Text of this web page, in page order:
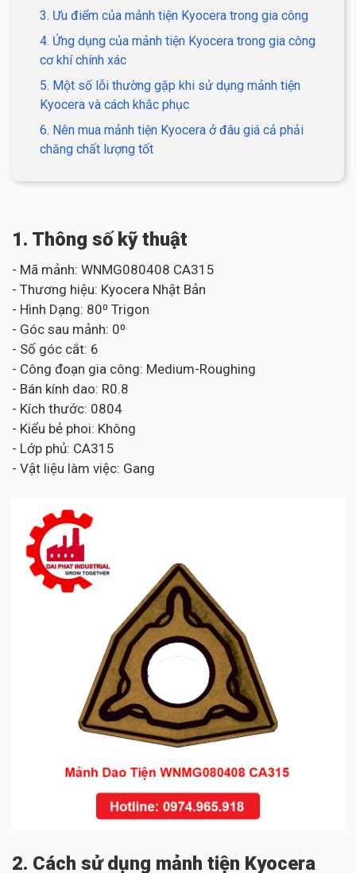
3. Ưu điểm của mảnh tiện Kyocera trong gia công
4. Ứng dụng của mảnh tiện Kyocera trong gia công
cơ khí chính xác
5. Một số lỗi thường gặp khi sử dụng mảnh tiện
Kyocera và cách khắc phục
6. Nên mua mảnh tiện Kyocera ở đâu giá cả phải
chăng chất lượng tốt
1. Thông số kỹ thuật
- Mã mảnh: WNMG080408 CA315
- Thương hiệu: Kyocera Nhật Bản
- Hình Dạng: 80⁰ Trigon
- Góc sau mảnh: 0⁰
- Số góc cắt: 6
- Công đoạn gia công: Medium-Roughing
- Bán kính dao: R0.8
- Kích thước: 0804
- Kiểu bẻ phoi: Không
- Lớp phủ: CA315
- Vật liệu làm việc: Gang
2. Cách sử dụng mảnh tiện Kyocera